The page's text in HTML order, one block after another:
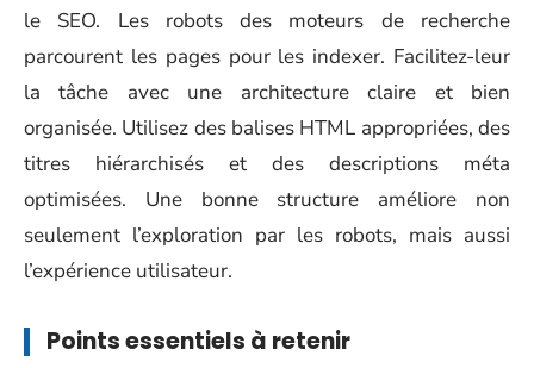
le SEO. Les robots des moteurs de recherche
parcourent les pages pour les indexer. Facilitez-leur
la tâche avec une architecture claire et bien
organisée. Utilisez des balises HTML appropriées, des
titres hiérarchisés et des descriptions méta
optimisées. Une bonne structure améliore non
seulement l’exploration par les robots, mais aussi
l’expérience utilisateur.
Points essentiels à retenir